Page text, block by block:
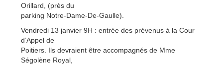
Orillard, (près du
parking Notre-Dame-De-Gaulle).
Vendredi 13 janvier 9H : entrée des prévenus à la Cour
d’Appel de
Poitiers. Ils devraient être accompagnés de Mme
Ségolène Royal,